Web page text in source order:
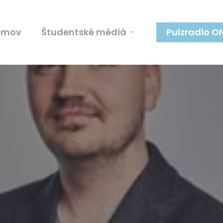
Študentské médiá Pulzradio